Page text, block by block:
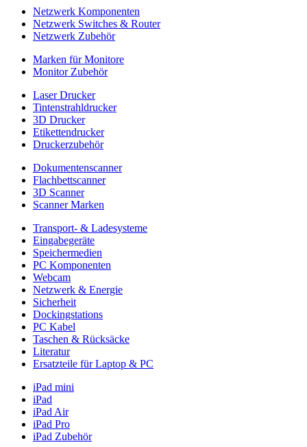
Netzwerk Komponenten
Netzwerk Switches & Router
Netzwerk Zubehör
Marken für Monitore
Monitor Zubehör
Laser Drucker
Tintenstrahldrucker
3D Drucker
Etikettendrucker
Druckerzubehör
Dokumentenscanner
Flachbettscanner
3D Scanner
Scanner Marken
Transport- & Ladesysteme
Eingabegeräte
Speichermedien
PC Komponenten
Webcam
Netzwerk & Energie
Sicherheit
Dockingstations
PC Kabel
Taschen & Rücksäcke
Literatur
Ersatzteile für Laptop & PC
iPad mini
iPad
iPad Air
iPad Pro
iPad Zubehör